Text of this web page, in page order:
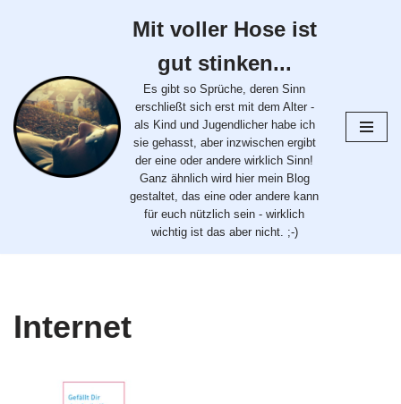
springen
Mit voller Hose ist
gut stinken...
Es gibt so Sprüche, deren Sinn
erschließt sich erst mit dem Alter -
als Kind und Jugendlicher habe ich
sie gehasst, aber inzwischen ergibt
der eine oder andere wirklich Sinn!
Ganz ähnlich wird hier mein Blog
gestaltet, das eine oder andere kann
für euch nützlich sein - wirklich
wichtig ist das aber nicht. ;-)
Internet